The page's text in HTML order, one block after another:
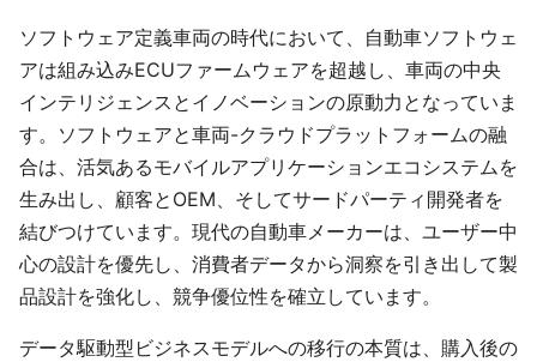
ソフトウェア定義車両の時代において、自動車ソフトウェ
アは組み込みECUファームウェアを超越し、車両の中央
インテリジェンスとイノベーションの原動力となっていま
す。ソフトウェアと車両-クラウドプラットフォームの融
合は、活気あるモバイルアプリケーションエコシステムを
生み出し、顧客とOEM、そしてサードパーティ開発者を
結びつけています。現代の自動車メーカーは、ユーザー中
心の設計を優先し、消費者データから洞察を引き出して製
品設計を強化し、競争優位性を確立しています。
データ駆動型ビジネスモデルへの移行の本質は、購入後の